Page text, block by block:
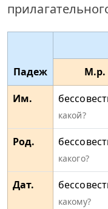
Падеж
М.р.
Им.
какой?
Род.
какого?
Дат.
какому?